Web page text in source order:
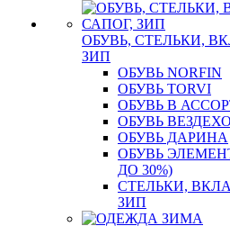
ОБУВЬ, СТЕЛЬКИ,
ЗИП
ОБУВЬ NORFIN
ОБУВЬ TORVI
ОБУВЬ В
ОБУВЬ
ОБУВЬ ДАРИНА
ОБУВЬ
ДО 30%)
СТЕЛЬКИ,
ЗИП